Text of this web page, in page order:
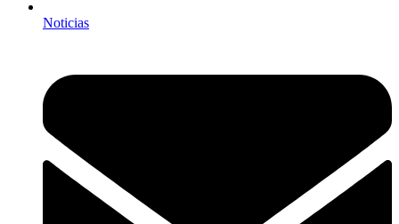
Noticias